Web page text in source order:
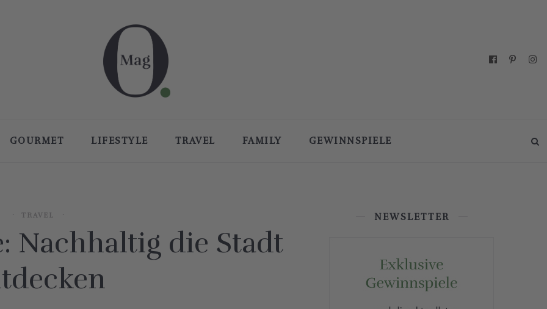
GOURMET LIFESTYLE TRAVEL FAMILY GEWINNSPIELE
TRAVEL
Nachhaltig die Stadt
NEWSLETTER